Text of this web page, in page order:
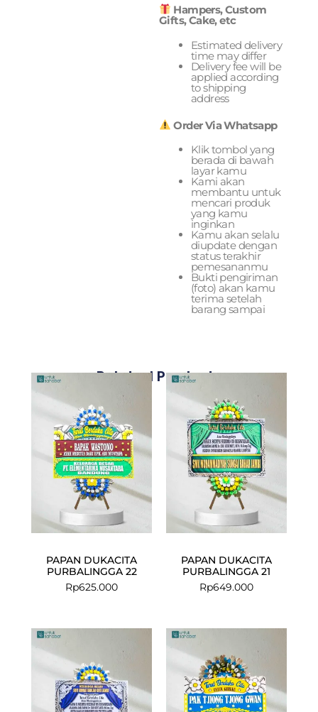
Hampers, Custom
Gifts, Cake, etc
Estimated delivery
time may differ
Delivery fee will be
applied according
to shipping
address
Order Via Whatsapp
Klik tombol yang
berada di bawah
layar kamu
Kami akan
membantu untuk
mencari produk
yang kamu
inginkan
Kamu akan selalu
diupdate dengan
status terakhir
pemesananmu
Bukti pengiriman
(foto) akan kamu
terima setelah
barang sampai
Related Products
PAPAN DUKACITA
PURBALINGGA 22
Rp625.000
PAPAN DUKACITA
PURBALINGGA 21
Rp649.000